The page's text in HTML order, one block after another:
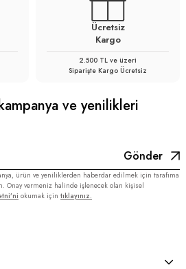
Ücretsiz
Kargo
2.500 TL ve üzeri
Siparişte Kargo Ücretsiz
ve yenilikleri
Gönder
ürün ve yeniliklerden haberdar edilmek için tarafıma
Onay vermeniz halinde işlenecek olan kişisel
okumak için tıklayınız.